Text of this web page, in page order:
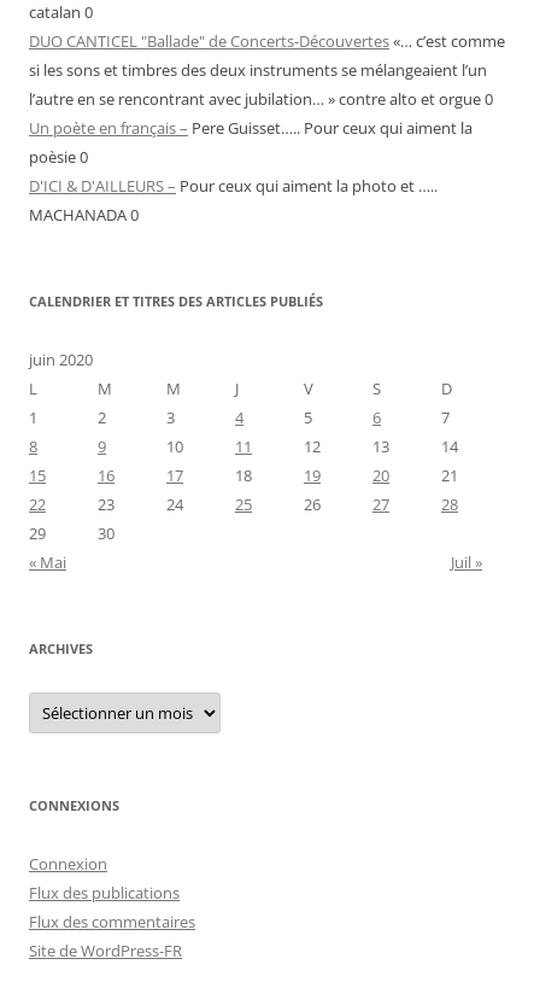
catalan 0
DUO CANTICEL "Ballade" de Concerts-Découvertes«… c’est comme
si les sons et timbres des deux instruments se mélangeaient l’un
l’autre en se rencontrant avec jubilation… » contre alto et orgue 0
Un poète en français – Pere Guisset….. Pour ceux qui aiment la
poèsie 0
D'ICI & D'AILLEURS – Pour ceux qui aiment la photo et …..
MACHANADA 0
CALENDRIER ET TITRES DES ARTICLES PUBLIÉS
juin 2020
L
M M J V S
D
1
2 3 4 5 6
7
8
9 10 11 12 13
14
15
16 17 18 19 20
21
22
23 24 25 26 27
28
29
30
« Mai
Juil »
ARCHIVES
Archives
CONNEXIONS
Connexion
Flux des publications
Flux des commentaires
Site de WordPress-FR